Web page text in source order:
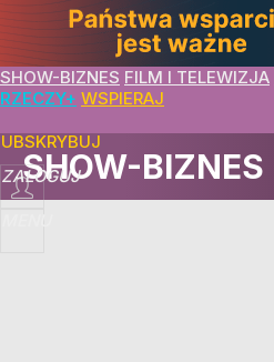
SHOW-BIZNES FILM I TELEWIZJA
RZECZY+ WSPIERAJ
ZALOGUJ
SHOW-BIZNES